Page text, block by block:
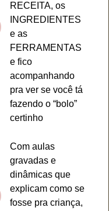
RECEITA, os
INGREDIENTES
e as
FERRAMENTAS
e fico
acompanhando
pra ver se você tá
fazendo o “bolo”
certinho
Com aulas
gravadas e
dinâmicas que
explicam como se
fosse pra criança,